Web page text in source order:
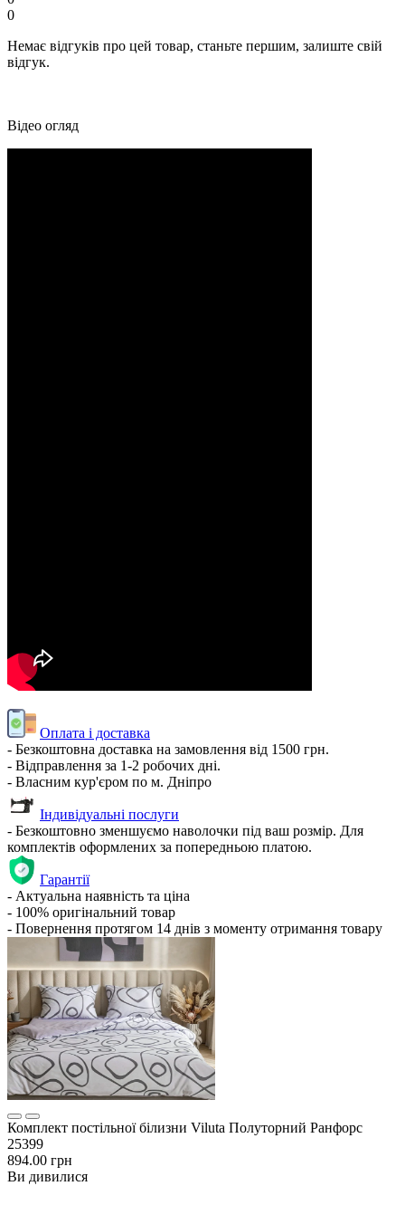
0
Немає відгуків про цей товар, станьте першим, залиште свій
відгук.
Відео огляд
Оплата і доставка
- Безкоштовна доставка на замовлення від 1500 грн.
- Відправлення за 1-2 робочих дні.
- Власним кур'єром по м. Дніпро
Індивідуальні послуги
- Безкоштовно зменшуємо наволочки під ваш розмір. Для
комплектів оформлених за попередньою платою.
Гарантії
- Актуальна наявність та ціна
- 100% оригінальний товар
- Повернення протягом 14 днів з моменту отримання товару
Комплект постільної білизни Viluta Полуторний Ранфорс
25399
894.00 грн
Ви дивилися